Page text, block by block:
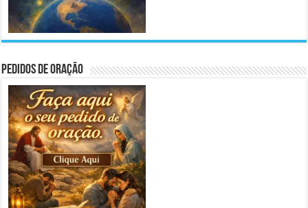
Pedidos de Oração